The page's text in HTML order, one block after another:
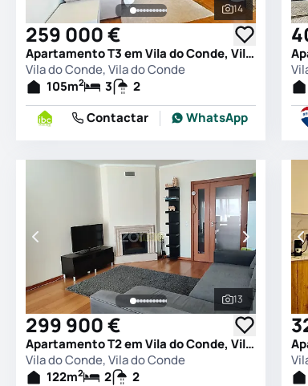
Ver todas as
14
259 000 €
Apartamento T3 em Vila do Conde, Vila do Conde
Vila do Conde, Vila do Conde
105m2 3
2
Contactar
WhatsApp
Ver todas as
13
299 900 €
Apartamento T2 em Vila do Conde, Vila do Conde
Vila do Conde, Vila do Conde
122m2 2
2